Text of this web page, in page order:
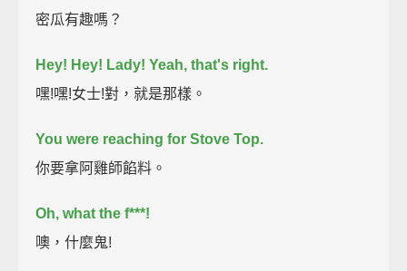
密瓜有趣嗎？
Hey! Hey! Lady! Yeah, that's right.
嘿!嘿!女士!對，就是那樣。
You were reaching for Stove Top.
你要拿阿雞師餡料。
Oh, what the f***!
噢，什麼鬼!